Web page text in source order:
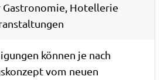
Gastronomie, Hotellerie
können je nach
vom neuen